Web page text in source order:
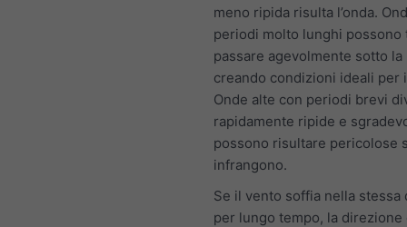
meno ripida risulta l’onda.
periodi molto lunghi possono
passare agevolmente sotto la
creando condizioni ideali per
Onde alte con periodi brevi
rapidamente ripide e
possono risultare pericolose
infrangono.
Se il vento soffia nella stessa
per lungo tempo, la